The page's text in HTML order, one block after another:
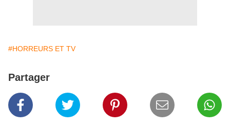
#HORREURS ET TV
Partager